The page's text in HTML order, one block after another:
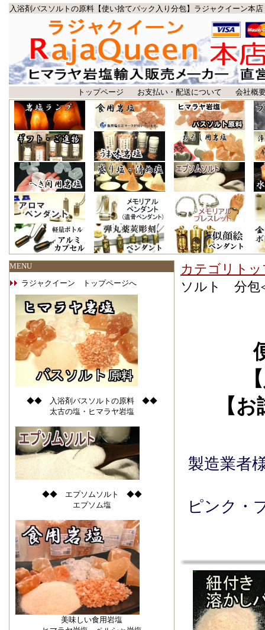
入浴剤バスソルトの原料【使い捨てパック入り分包】ラジャクイーン本店
トップページ お支払い・配送について 会社概
MENU
ラジャクイーン トップページへ
◆◆ 入浴剤バスソルトの原料 ◆◆
太古の塩・ヒマラヤ岩塩
◆◆ エプソムソルト ◆◆
エプソム塩
美味しい食用岩塩
カテゴリトッ
ソルト 分包
【
製造業者
ピンク・